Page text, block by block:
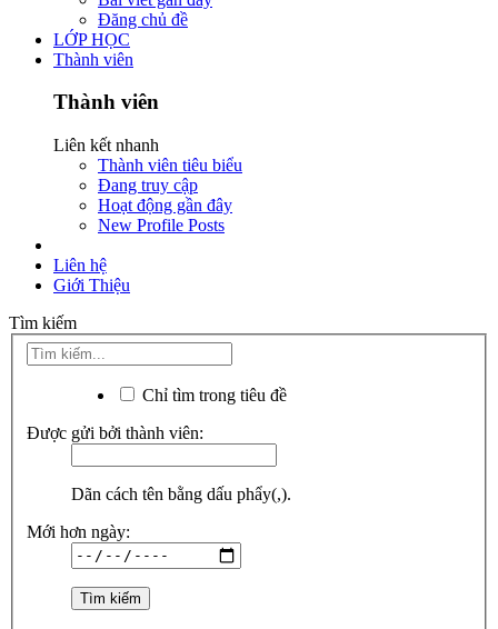
Đăng chủ đề
LỚP HỌC
Thành viên
Thành viên
Liên kết nhanh
Thành viên tiêu biểu
Đang truy cập
Hoạt động gần đây
New Profile Posts
Liên hệ
Giới Thiệu
Tìm kiếm
Chỉ tìm trong tiêu đề
Được gửi bởi thành viên:
Dãn cách tên bằng dấu phẩy(,).
Mới hơn ngày: